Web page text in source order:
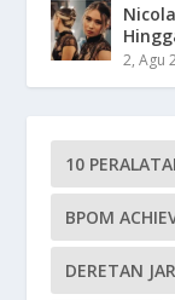
2, Agu
10
BPOM
DERETAN